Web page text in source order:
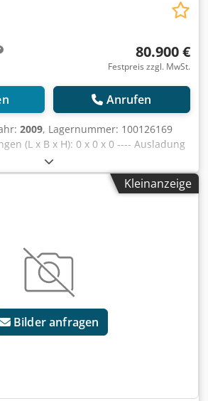
80.900 €
Festpreis zzgl. MwSt.
Anrufen
2009, Lagernummer: 100126169
(L x B x H): 0 x 0 x 0 ---- Ausladung
Trafo 4,7kVA Inkl. Funkanlage Inkl.
Inkl. Ballast für Drehkreisradius
Dedpfx Ajztimwjm RjckKleinanzeige
Bilder anfragen